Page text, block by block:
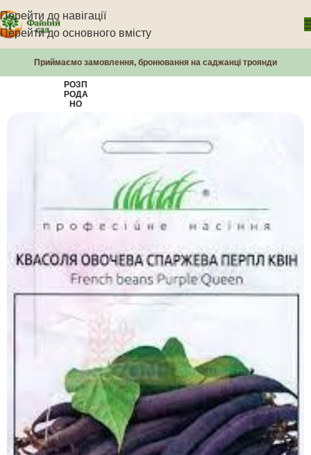
Перейти до навігації
Перейти до основного вмісту
Приймаємо замовлення, бронювання на саджанці троянди
РОЗП
РОДА
НО